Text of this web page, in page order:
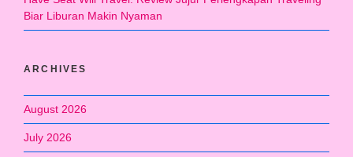
Biar Liburan Makin Nyaman
ARCHIVES
August 2026
July 2026